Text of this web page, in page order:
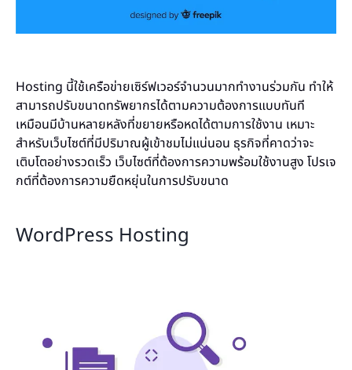
Hosting นี้ใช้เครือข่ายเซิร์ฟเวอร์จำนวนมากทำงานร่วมกัน ทำให้
สามารถปรับขนาดทรัพยากรได้ตามความต้องการแบบทันที
เหมือนมีบ้านหลายหลังที่ขยายหรือหดได้ตามการใช้งาน เหมาะ
สำหรับเว็บไซต์ที่มีปริมาณผู้เข้าชมไม่แน่นอน ธุรกิจที่คาดว่าจะ
เติบโตอย่างรวดเร็ว เว็บไซต์ที่ต้องการความพร้อมใช้งานสูง โปรเจ
กต์ที่ต้องการความยืดหยุ่นในการปรับขนาด
WordPress Hosting